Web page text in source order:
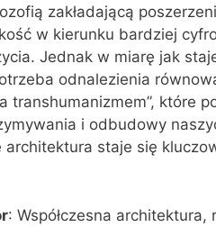
zakładającą
w kierunku bardziej
Jednak w miarę jak
odnalezienia
transhumanizmem”, które
i odbudowy
staje się
: Współczesna